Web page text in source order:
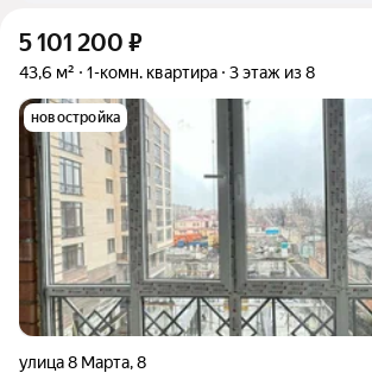
5 101 200 ₽
43,6 м² 1-комн. квартира 3 этаж из 8
новостройка
улица 8 Марта,8